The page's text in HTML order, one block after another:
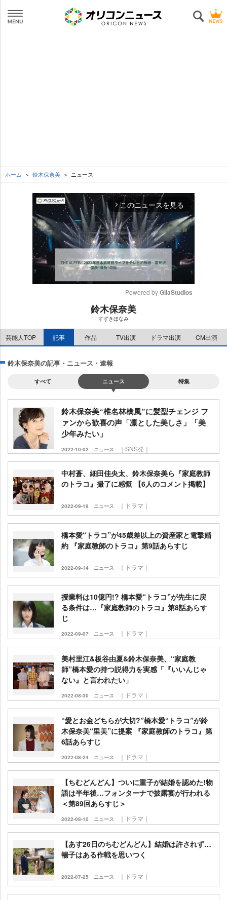
ホーム 鈴木保奈美 ニュース
arrow_forward_ios このニュースを見る
e
Powered by GliaStudios
鈴木保奈美
すずきほなみ
芸能人TOP 記事 作品 TV出演 ドラマ出演 CM出演
鈴木保奈美の記事・ニュース・速報
すべて ニュース 特集
鈴木保奈美“椎名林檎風”に髪型チェンジ フ
ァンから歓喜の声「凛とした美しさ」「美
少年みたい」
2022-10-02 ニュース ｜SNS発｜
中村蒼、細田佳央太、鈴木保奈美ら『家庭教師
のトラコ』撮了に感慨 【6人のコメント掲載】
2022-09-19 ニュース ｜ドラマ｜
橋本愛“トラコ”が45歳差以上の資産家と電撃婚
約 『家庭教師のトラコ』第9話あらすじ
2022-09-14 ニュース ｜ドラマ｜
授業料は10億円!? 橋本愛“トラコ”が先生に戻
る条件は…『家庭教師のトラコ』第8話あらす
じ
2022-09-07 ニュース ｜ドラマ｜
美村里江&板谷由夏&鈴木保奈美、“家庭教
師”橋本愛の持つ説得力を実感「『いいんじゃ
ない』と言われたい」
2022-08-30 ニュース ｜ドラマ｜
“愛とお金どちらが大切?”橋本愛“トラコ”が鈴
木保奈美“里美”に提案 『家庭教師のトラコ』第
6話あらすじ
2022-08-24 ニュース ｜ドラマ｜
【ちむどんどん】ついに重子が結婚を認めた!物
語は半年後…フォンターナで披露宴が行われる
＜第89回あらすじ＞
2022-08-10 ニュース ｜ドラマ｜
【あす26日のちむどんどん】結婚は許されず…
暢子はある作戦を思いつく
2022-07-25 ニュース ｜ドラマ｜